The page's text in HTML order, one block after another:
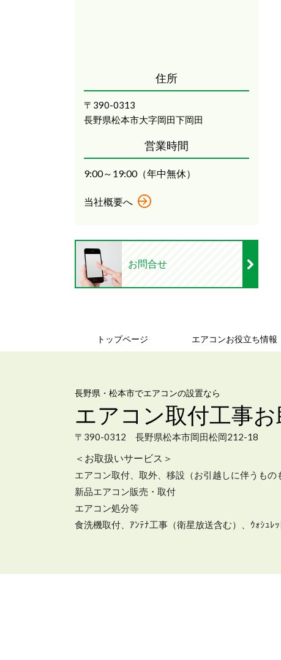
住所
〒390-0313
長野県松本市大字岡田下岡田
営業時間
9:00～19:00（年中無休）
当社概要へ
お問合せ
トップページ エアコンお役立ち情報
長野県・松本市でエアコンの設置なら
エアコン取付工事
〒390-0312 長野県松本市岡田松岡212-18
＜お取扱いサービス＞
エアコン取付、取外、移設（お引越しに伴うもの
新品エアコン販売・取付
エアコン処分等
食洗機取付、ｱﾝﾃﾅ工事（衛星放送含む）、ｳｫｼｭﾚｯ